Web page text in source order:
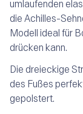
umlaufenden
die Achilles-
Modell ideal für
drücken kann.
Die dreieckige
des Fußes
gepolstert.